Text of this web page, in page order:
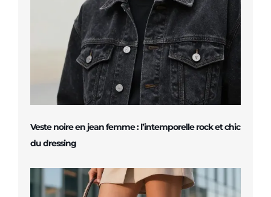
Veste noire en jean femme : l’intemporelle rock et chic
du dressing